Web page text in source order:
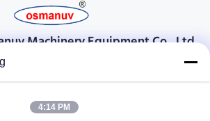
Machinery Equipment Co., Ltd
ओस्मानुव मशीनरी उपकरण कं, लिमिटेड
4:14 PM